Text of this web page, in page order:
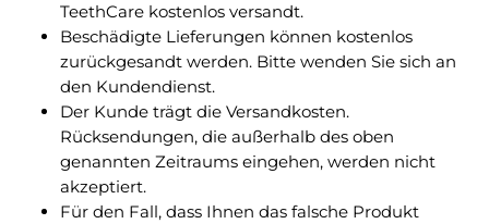
TeethCare kostenlos versandt.
Beschädigte Lieferungen können kostenlos
zurückgesandt werden. Bitte wenden Sie sich an
den Kundendienst.
Der Kunde trägt die Versandkosten.
Rücksendungen, die außerhalb des oben
genannten Zeitraums eingehen, werden nicht
akzeptiert.
Für den Fall, dass Ihnen das falsche Produkt